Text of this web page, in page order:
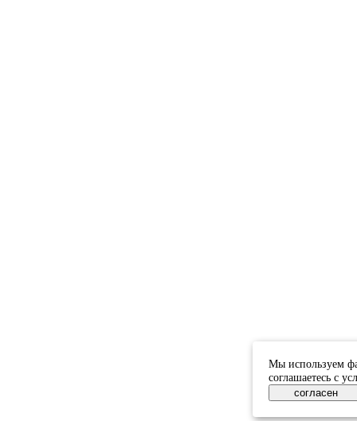
Мы используем
соглашаетесь с
согласен